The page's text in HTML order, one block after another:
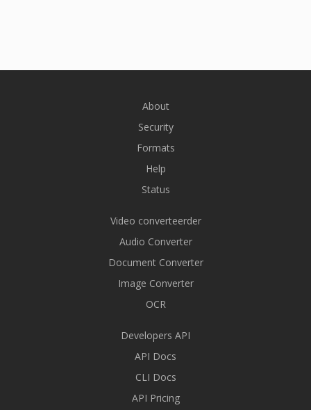
About
Security
Formats
Help
Status
Video converteerder
Audio Converter
Document Converter
Image Converter
OCR
Developers API
API Docs
CLI Docs
API Pricing